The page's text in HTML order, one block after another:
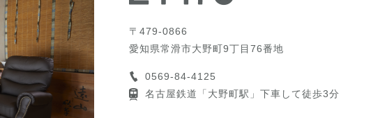
〒479-0866
愛知県常滑市大野町9丁目76番地
0569-84-4125
名古屋鉄道「大野町駅」下車して徒歩3分